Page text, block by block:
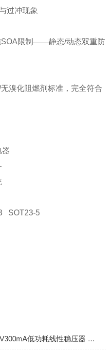
过冲现象
SOA限制——静态/动态双重防
溴化阻燃剂标准，完全符合
器
SOT23-5
功耗线性稳压器 固定输出电压4.2V